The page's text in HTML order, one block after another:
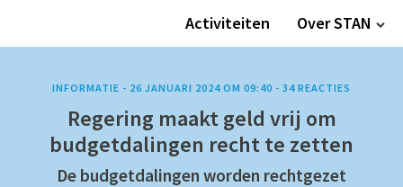
Activiteiten Over STAN
INFORMATIE - 26 JANUARI 2024 OM 09:40 - 34 REACTIES
Regering maakt geld vrij om
budgetdalingen recht te zetten
De budgetdalingen worden rechtgezet